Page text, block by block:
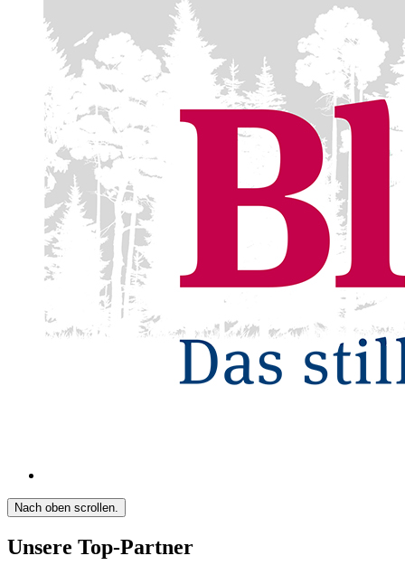
Nach oben scrollen.
Unsere Top-Partner